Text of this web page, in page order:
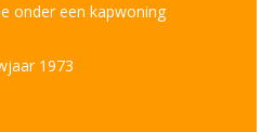
onder een kapwoning
1973